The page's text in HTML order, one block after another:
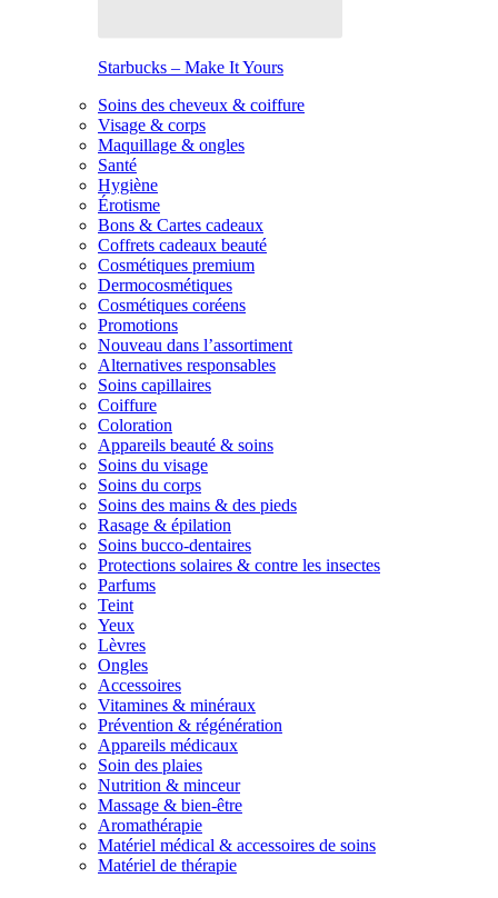
Starbucks – Make It Yours
Soins des cheveux & coiffure
Visage & corps
Maquillage & ongles
Santé
Hygiène
Érotisme
Bons & Cartes cadeaux
Coffrets cadeaux beauté
Cosmétiques premium
Dermocosmétiques
Cosmétiques coréens
Promotions
Nouveau dans l’assortiment
Alternatives responsables
Soins capillaires
Coiffure
Coloration
Appareils beauté & soins
Soins du visage
Soins du corps
Soins des mains & des pieds
Rasage & épilation
Soins bucco-dentaires
Protections solaires & contre les insectes
Parfums
Teint
Yeux
Lèvres
Ongles
Accessoires
Vitamines & minéraux
Prévention & régénération
Appareils médicaux
Soin des plaies
Nutrition & minceur
Massage & bien-être
Aromathérapie
Matériel médical & accessoires de soins
Matériel de thérapie